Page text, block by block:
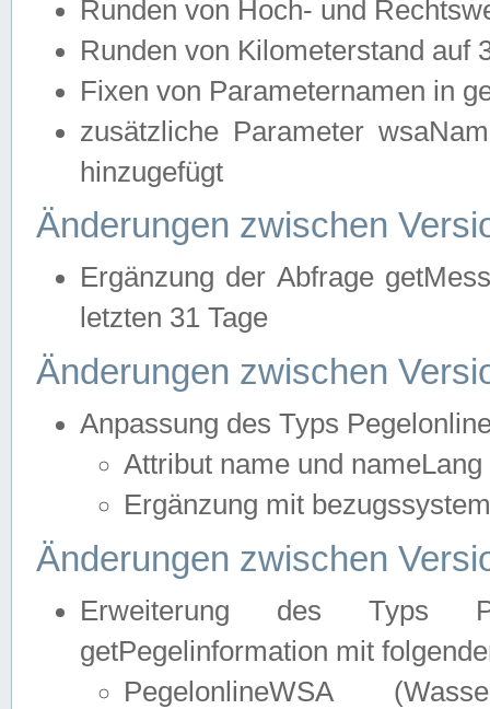
Runden von Hoch- und
Runden von Kilometerstand auf
Fixen von Parameternamen in
zusätzliche Parameter
hinzugefügt
Änderungen zwischen
Ergänzung der Abfrage
letzten 31 Tage
Änderungen zwischen
Anpassung des Typs
Attribut name und
Ergänzung mit
Änderungen zwischen
Erweiterung des Typs
getPegelinformation mit
PegelonlineWSA